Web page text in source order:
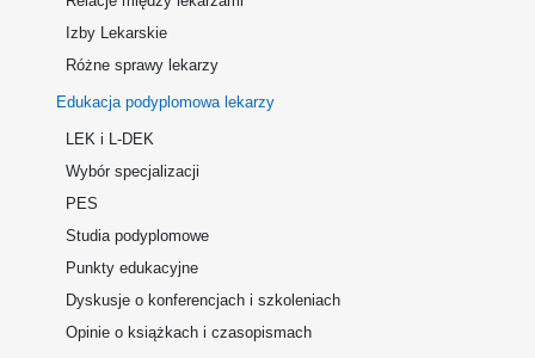
Izby Lekarskie
Różne sprawy lekarzy
Edukacja podyplomowa lekarzy
LEK i L-DEK
Wybór specjalizacji
PES
Studia podyplomowe
Punkty edukacyjne
Dyskusje o konferencjach i szkoleniach
Opinie o książkach i czasopismach